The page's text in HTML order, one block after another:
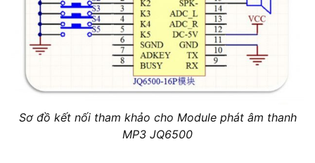
Sơ đồ kết nối tham khảo cho Module phát âm thanh
MP3 JQ6500